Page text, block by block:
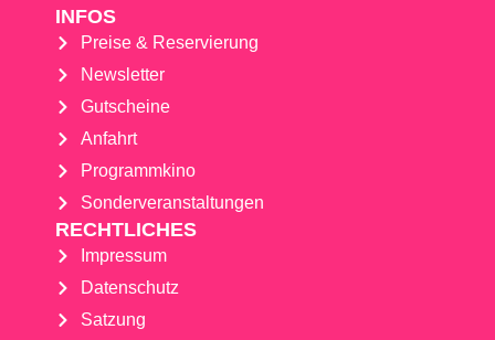
INFOS
Preise & Reservierung
Newsletter
Gutscheine
Anfahrt
Programmkino
Sonderveranstaltungen
RECHTLICHES
Impressum
Datenschutz
Satzung